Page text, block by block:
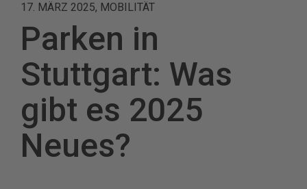
17. MÄRZ 2025, MOBILITÄT
Parken in
Stuttgart: Was
gibt es 2025
Neues?